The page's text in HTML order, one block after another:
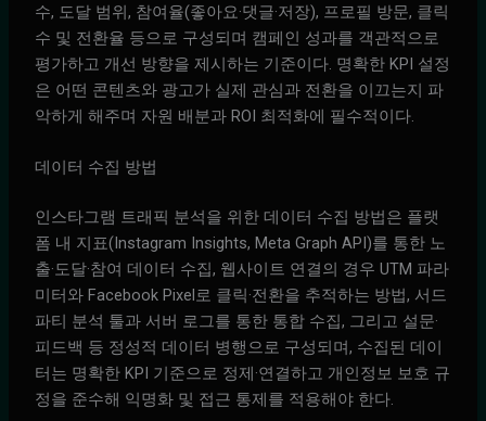
수, 도달 범위, 참여율(좋아요·댓글·저장), 프로필 방문, 클릭
수 및 전환율 등으로 구성되며 캠페인 성과를 객관적으로
평가하고 개선 방향을 제시하는 기준이다. 명확한 KPI 설정
은 어떤 콘텐츠와 광고가 실제 관심과 전환을 이끄는지 파
악하게 해주며 자원 배분과 ROI 최적화에 필수적이다.
데이터 수집 방법
인스타그램 트래픽 분석을 위한 데이터 수집 방법은 플랫
폼 내 지표(Instagram Insights, Meta Graph API)를 통한 노
출·도달·참여 데이터 수집, 웹사이트 연결의 경우 UTM 파라
미터와 Facebook Pixel로 클릭·전환을 추적하는 방법, 서드
파티 분석 툴과 서버 로그를 통한 통합 수집, 그리고 설문·
피드백 등 정성적 데이터 병행으로 구성되며, 수집된 데이
터는 명확한 KPI 기준으로 정제·연결하고 개인정보 보호 규
정을 준수해 익명화 및 접근 통제를 적용해야 한다.